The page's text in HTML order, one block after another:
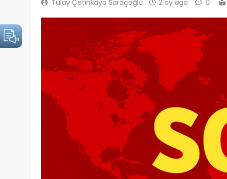
Tülay Çetinkaya Saraçoğlu 2 ay ago 0